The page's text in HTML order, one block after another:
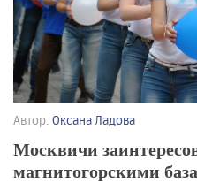
Автор: Оксана Ладова
Москвичи
магнитогорскими